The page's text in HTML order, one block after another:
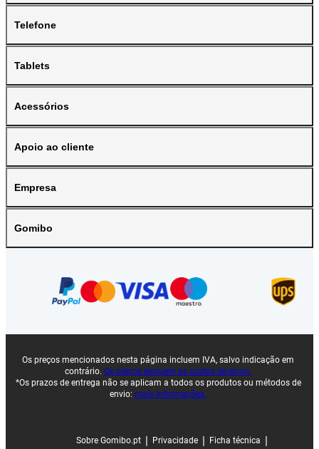
Telefone
Tablets
Acessórios
Apoio ao cliente
Empresa
Gomibo
Os preços mencionados nesta página incluem IVA, salvo indicação em
contrário. Os preços excluem os custos de envio.
*Os prazos de entrega não se aplicam a todos os produtos ou métodos de
envio: mais informações.
Sobre Gomibo.pt | Privacidade | Ficha técnica |